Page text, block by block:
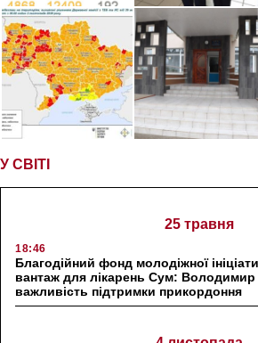
У СВІТІ
25 травня
18:46
Благодійний фонд молодіжної
вантаж для лікарень Сум:
важливість підтримки прикордоння